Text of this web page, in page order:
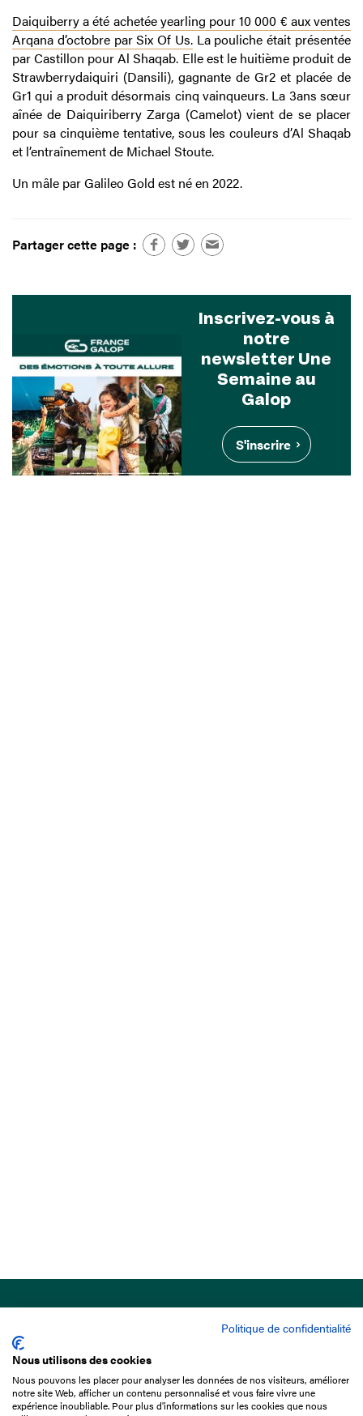
Daiquiberry a été achetée yearling pour 10 000 € aux ventes
Arqana d’octobre par Six Of Us.La pouliche était présentée
par Castillon pour Al Shaqab. Elle est le huitième produit de
Strawberrydaiquiri (Dansili), gagnante de Gr2 et placée de
Gr1 qui a produit désormais cinq vainqueurs. La 3ans sœur
aînée de Daiquiriberry Zarga (Camelot) vient de se placer
pour sa cinquième tentative, sous les couleurs d’Al Shaqab
et l’entraînement de Michael Stoute.
Un mâle par Galileo Gold est né en 2022.
Partager cette page :
Inscrivez-vous à
notre
newsletter Une
Semaine au
Galop
S'inscrire
15 Boulevard de Douaumont
75017 Paris
Politique de confidentialité
Nous utilisons des cookies
Nous pouvons les placer pour analyser les données de nos visiteurs, améliorer
notre site Web, afficher un contenu personnalisé et vous faire vivre une
expérience inoubliable. Pour plus d'informations sur les cookies que nous